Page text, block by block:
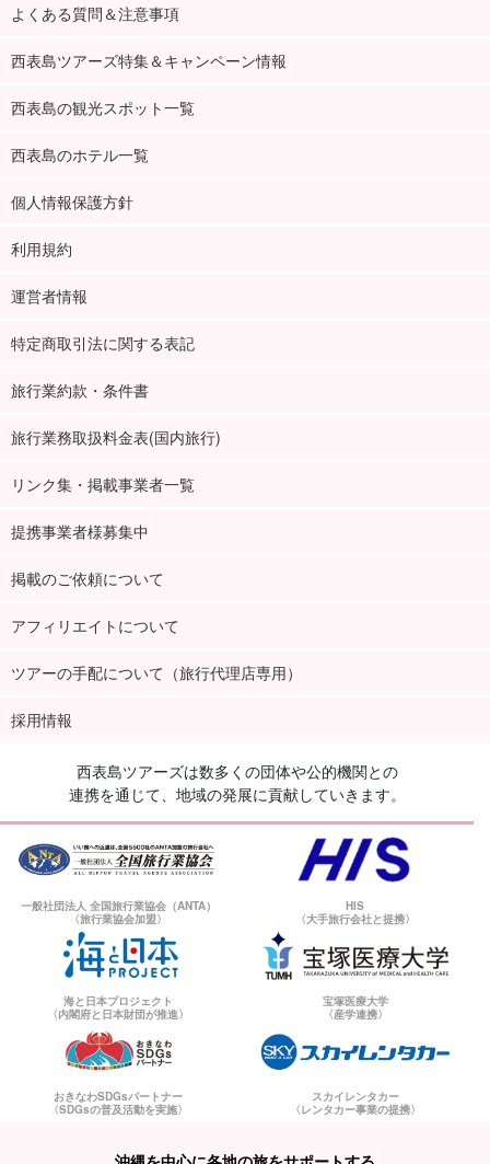
よくある質問＆注意事項
西表島ツアーズ特集＆キャンペーン情報
西表島の観光スポット一覧
西表島のホテル一覧
個人情報保護方針
利用規約
運営者情報
特定商取引法に関する表記
旅行業約款・条件書
旅行業務取扱料金表(国内旅行)
リンク集・掲載事業者一覧
提携事業者様募集中
掲載のご依頼について
アフィリエイトについて
ツアーの手配について（旅行代理店専用）
採用情報
西表島ツアーズは数多くの団体や公的機関との
連携を通じて、地域の発展に貢献していきます。
一般社団法人 全国旅行業協会（ANTA）
〈旅行業協会加盟〉
HIS
〈大手旅行会社と提携〉
海と日本プロジェクト
〈内閣府と日本財団が推進〉
宝塚医療大学
〈産学連携〉
おきなわSDGsパートナー
〈SDGsの普及活動を実施〉
スカイレンタカー
〈レンタカー事業の提携〉